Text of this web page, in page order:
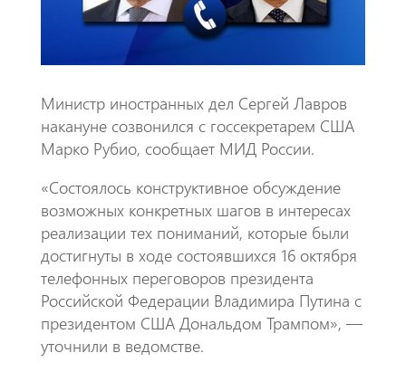
Министр иностранных дел Сергей Лавров
накануне созвонился с госсекретарем США
Марко Рубио, сообщает МИД России.
«Состоялось конструктивное обсуждение
возможных конкретных шагов в интересах
реализации тех пониманий, которые были
достигнуты в ходе состоявшихся 16 октября
телефонных переговоров президента
Российской Федерации Владимира Путина с
президентом США Дональдом Трампом», —
уточнили в ведомстве.